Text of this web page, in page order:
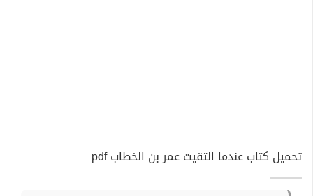
تحميل كتاب عندما التقيت عمر بن الخطاب pdf